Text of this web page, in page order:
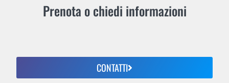
Prenota o chiedi informazioni
CONTATTI